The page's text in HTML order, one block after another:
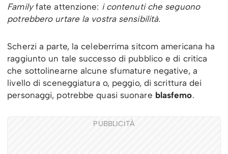
Familyfate attenzione: i contenuti che seguono
potrebbero urtare la vostra sensibilità.
Scherzi a parte, la celeberrima sitcom americana ha
raggiunto un tale successo di pubblico e di critica
che sottolinearne alcune sfumature negative, a
livello di sceneggiatura o, peggio, di scrittura dei
personaggi, potrebbe quasi suonare blasfemo.
PUBBLICITÀ